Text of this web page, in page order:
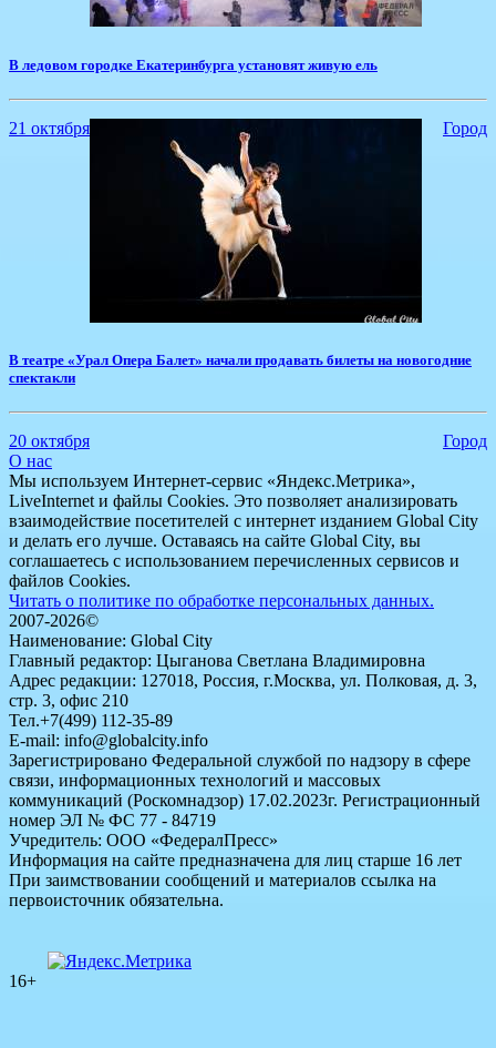
​В ледовом городке Екатеринбурга установят живую ель
21 октября Город
​В театре «Урал Опера Балет» начали продавать билеты на новогодние
спектакли
20 октября
Город
О нас
Мы используем Интернет-сервис «Яндекс.Метрика»,
LiveInternet и файлы Cookies. Это позволяет анализировать
взаимодействие посетителей с интернет изданием Global City
и делать его лучше. Оставаясь на сайте Global City, вы
соглашаетесь с использованием перечисленных сервисов и
файлов Cookies.
Читать о политике по обработке персональных данных.
2007-2026©
Наименование: Global City
Главный редактор: Цыганова Светлана Владимировна
Адрес редакции: 127018, Россия, г.Москва, ул. Полковая, д. 3,
стр. 3, офис 210
Тел.+7(499) 112-35-89
E-mail: info@globalcity.info
Зарегистрировано Федеральной службой по надзору в сфере
связи, информационных технологий и массовых
коммуникаций (Роскомнадзор) 17.02.2023г. Регистрационный
номер ЭЛ № ФС 77 - 84719
Учредитель: ООО «ФедералПресс»
Информация на сайте предназначена для лиц старше 16 лет
При заимствовании сообщений и материалов ссылка на
первоисточник обязательна.
16+